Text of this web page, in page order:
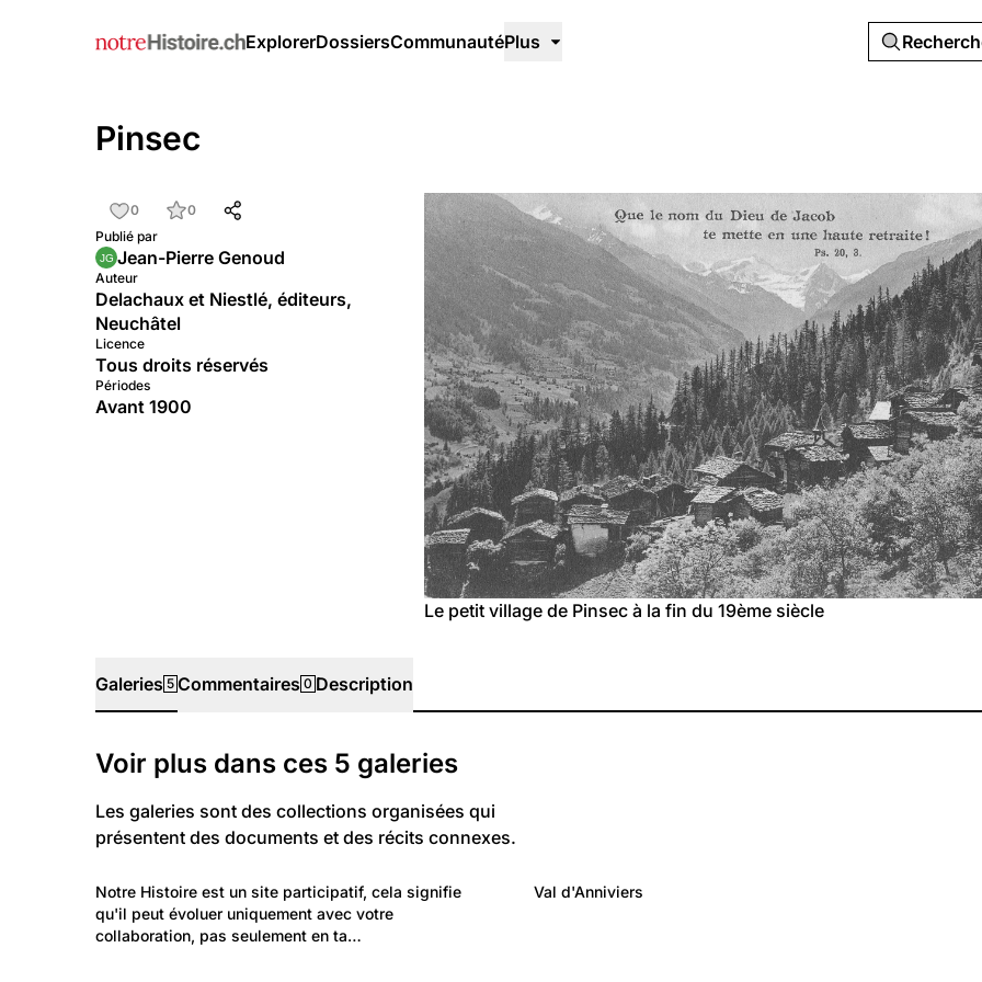
ExplorerDossiersCommunautéPlus
Pinsec
Le petit village de Pinsec à la fin du 19ème siècle
0
0
Publié par
Jean-Pierre Genoud
Auteur
Delachaux et Niestlé, éditeurs,
Neuchâtel
Licence
Tous droits réservés
Périodes
Avant 1900
Galeries 5 Commentaires 0 Description
Galeries
Voir plus dans ces 5 galeries
Les galeries sont des collections organisées qui
présentent des documents et des récits connexes.
Lieux: Valais
St-Jean, Mayoux & Pinsec, hier et
aujourd'hui
Notre Histoire est un site participatif, cela signifie
qu'il peut évoluer uniquement avec votre
collaboration, pas seulement en ta…
Lieux: Valais
Val d'Anniviers